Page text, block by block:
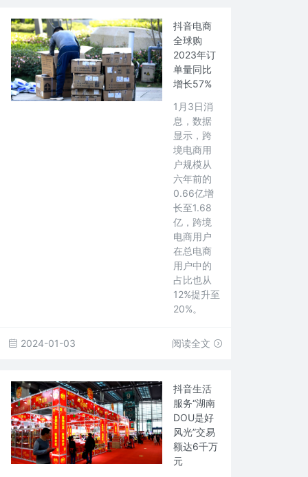
抖音电商
全球购
2023年订
单量同比
增长57%
1月3日消
息，数据
显示，跨
境电商用
户规模从
六年前的
0.66亿增
长至1.68
亿，跨境
电商用户
在总电商
用户中的
占比也从
12%提升至
20%。
2024-01-03 阅读全文
抖音生活
服务“湖南
DOU是好
风光”交易
额达6千万
元